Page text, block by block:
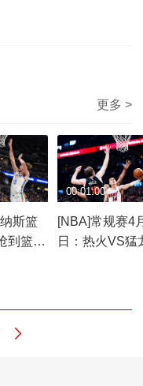
更多 >
斯篮
到篮板
[NBA]常规赛4
日：热火VS猛
00:01:00